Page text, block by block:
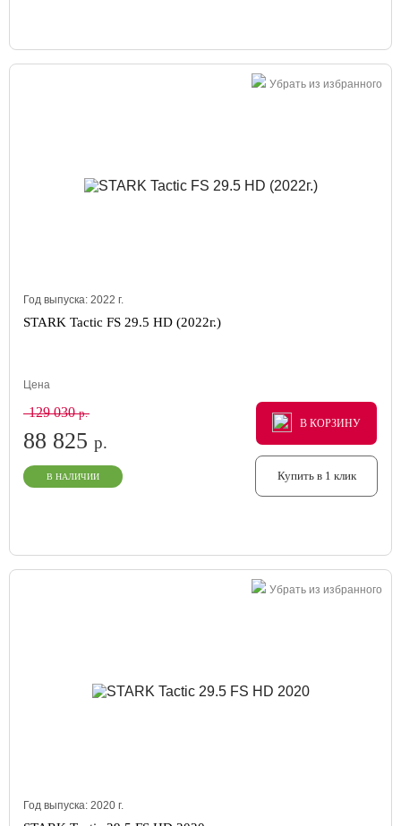
Убрать из избранного
Год выпуска: 2022 г.
STARK Tactic FS 29.5 HD (2022г.)
Цена
129 030р.
88 825 р.
В НАЛИЧИИ
В КОРЗИНУ
В КОРЗИНУ
В КОРЗИНУ
Купить в 1 клик
Убрать из избранного
Год выпуска: 2020 г.